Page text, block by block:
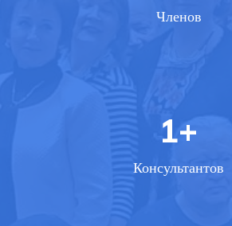
Членов
1+
Консультантов